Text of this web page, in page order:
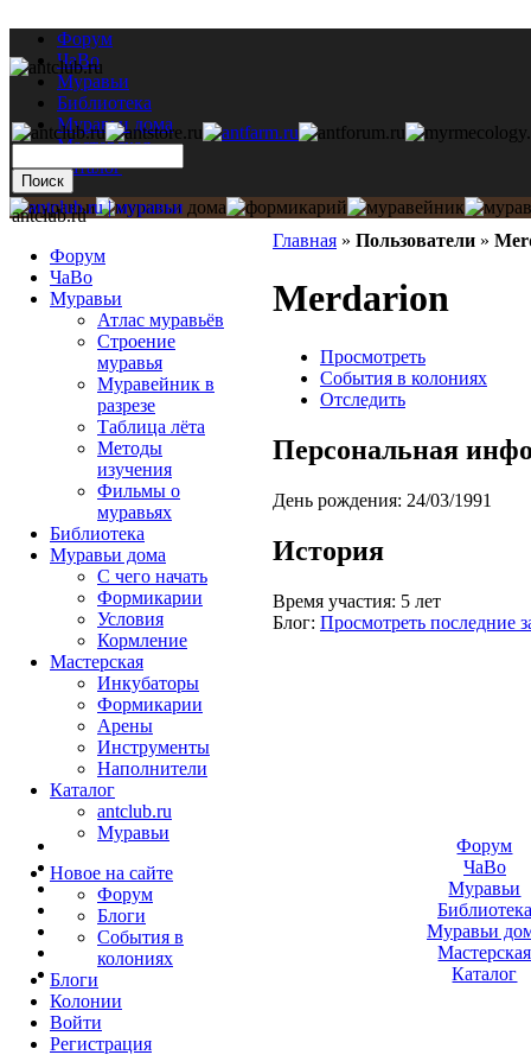
Форум
ЧаВо
Муравьи
Библиотека
Муравьи дома
Мастерская
Каталог
Главная » Пользователи »
Merdarion
Просмотреть
События в колониях
Отследить
Персональная
День рождения: 24/03/1991
История
Время участия: 5 лет
Блог: Просмотреть последние
antclub.ru
Форум
ЧаВо
Муравьи
Атлас муравьёв
Строение
муравья
Муравейник в
разрезе
Таблица лёта
Методы
изучения
Фильмы о
муравьях
Библиотека
Муравьи дома
С чего начать
Формикарии
Условия
Кормление
Мастерская
Инкубаторы
Формикарии
Арены
Инструменты
Наполнители
Каталог
antclub.ru
Муравьи
Новое на сайте
Форум
Блоги
События в
колониях
Блоги
Колонии
Войти
Peгиcтpaция
Форум
ЧаВо
Муравьи
Библиотека
Муравьи
Мастерская
Каталог